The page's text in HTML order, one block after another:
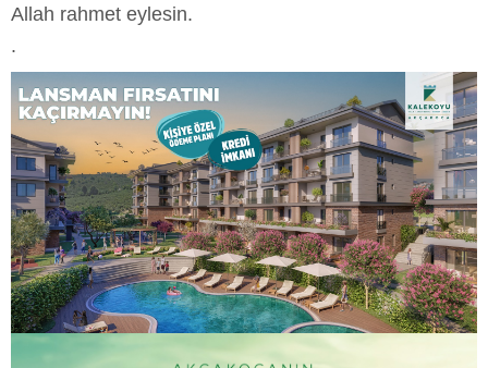
Allah rahmet eylesin.
.